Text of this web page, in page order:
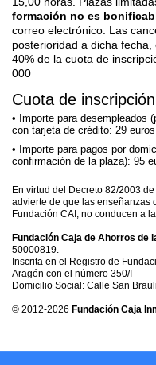
formación no es
correo electrónico. Las
posterioridad a dicha
40% de la cuota de
000
Cuota de
Importe para desempleados
con tarjeta de crédito: 29
Importe para pagos por
confirmación de la plaza): 95
En virtud del Decreto 82/2003
advierte de que las enseñanzas
Fundación CAI, no conducen a
Fundación Caja de Ahorros de
50000819.
Inscrita en el Registro de
Aragón con el número 350/I
Domicilio Social: Calle San
© 2012-2026 Fundación Caja